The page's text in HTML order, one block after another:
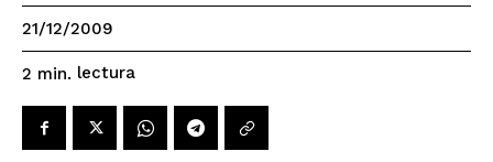
21/12/2009
2 min. lectura